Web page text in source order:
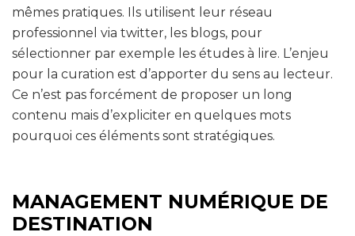
mêmes pratiques. Ils utilisent leur réseau
professionnel via twitter, les blogs, pour
sélectionner par exemple les études à lire. L’enjeu
pour la curation est d’apporter du sens au lecteur.
Ce n’est pas forcément de proposer un long
contenu mais d’expliciter en quelques mots
pourquoi ces éléments sont stratégiques.
MANAGEMENT NUMÉRIQUE DE
DESTINATION